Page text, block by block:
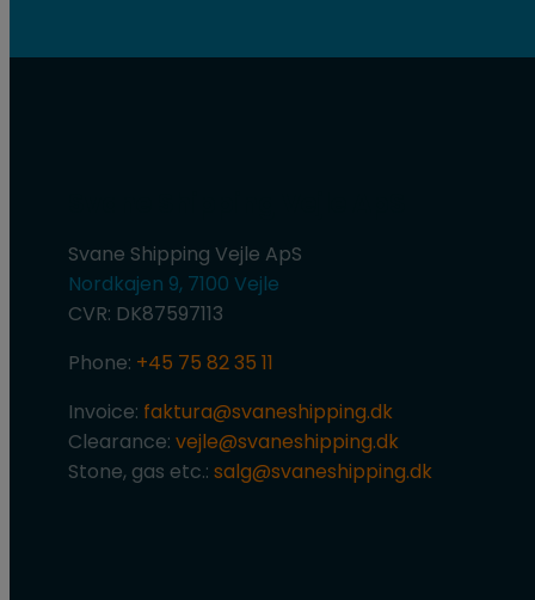
Svane Shipping Vejle ApS
Nordkajen 9, 7100 Vejle
CVR: DK87597113
Phone: +45 75 82 35 11
Invoice: faktura@svaneshipping.dk
Clearance: vejle@svaneshipping.dk
Stone, gas etc.: salg@svaneshipping.dk